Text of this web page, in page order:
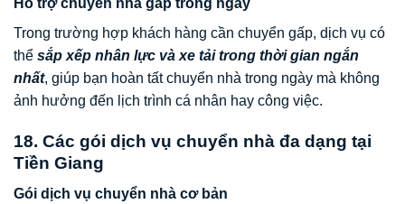
Hỗ trợ chuyển nhà gấp trong ngày
Trong trường hợp khách hàng cần chuyển gấp, dịch vụ có
thể sắp xếp nhân lực và xe tải trong thời gian ngắn
nhất, giúp bạn hoàn tất chuyển nhà trong ngày mà không
ảnh hưởng đến lịch trình cá nhân hay công việc.
18. Các gói dịch vụ chuyển nhà đa dạng tại
Tiền Giang
Gói dịch vụ chuyển nhà cơ bản